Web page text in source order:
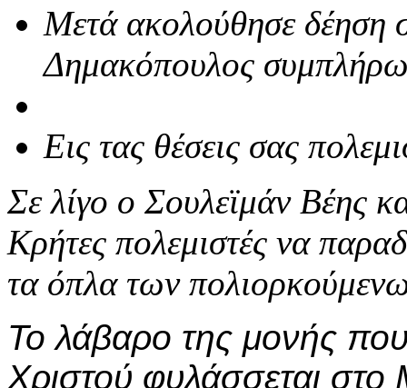
Μετά ακολούθησε δέηση
Δημακόπουλος
Εις τας θέσεις σας
Σε λίγο ο Σουλεϊμάν Βέης
Κρήτες πολεμιστές να
τα όπλα των
Το λάβαρο της μονής
Χριστού φυλάσσεται